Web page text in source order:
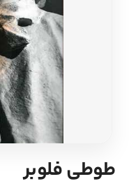
ادیان و اساطیر
طوطی فلوبر